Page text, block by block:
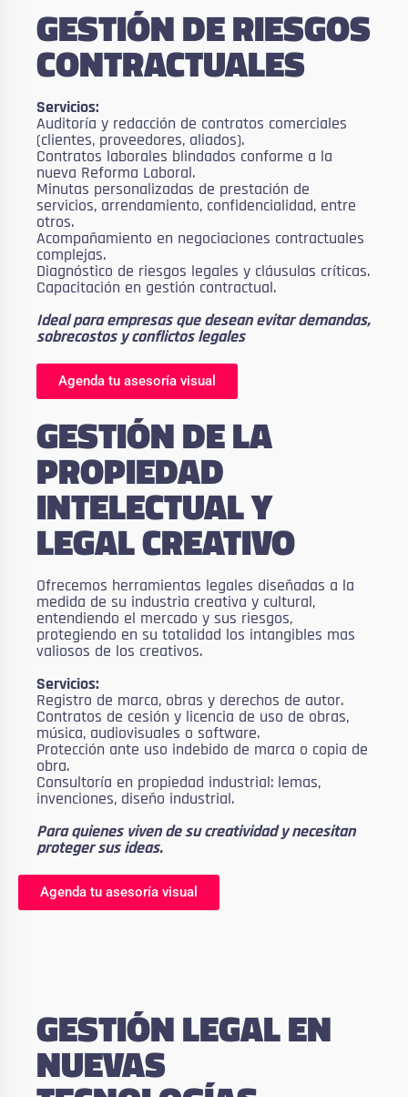
GESTIÓN DE RIESGOS
CONTRACTUALES
Servicios:
Auditoría y redacción de contratos comerciales
(clientes, proveedores, aliados).
Contratos laborales blindados conforme a la
nueva Reforma Laboral.
Minutas personalizadas de prestación de
servicios, arrendamiento, confidencialidad, entre
otros.
Acompañamiento en negociaciones contractuales
complejas.
Diagnóstico de riesgos legales y cláusulas críticas.
Capacitación en gestión contractual.
Ideal para empresas que desean evitar demandas,
sobrecostos y conflictos legales
Agenda tu asesoría visual
GESTIÓN DE LA
PROPIEDAD
INTELECTUAL Y
LEGAL CREATIVO
Ofrecemos herramientas legales diseñadas a la
medida de su industria creativa y cultural,
entendiendo el mercado y sus riesgos,
protegiendo en su totalidad los intangibles mas
valiosos de los creativos.
Servicios:
Registro de marca, obras y derechos de autor.
Contratos de cesión y licencia de uso de obras,
música, audiovisuales o software.
Protección ante uso indebido de marca o copia de
obra.
Consultoría en propiedad industrial: lemas,
invenciones, diseño industrial.
Para quienes viven de su creatividad y necesitan
proteger sus ideas.
Agenda tu asesoría visual
GESTIÓN LEGAL EN
NUEVAS